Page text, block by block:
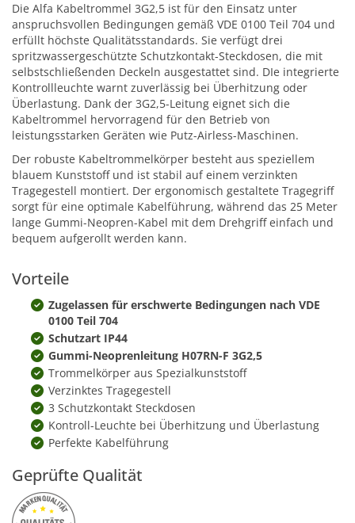
Die Alfa Kabeltrommel 3G2,5 ist für den Einsatz unter
anspruchsvollen Bedingungen gemäß VDE 0100 Teil 704 und
erfüllt höchste Qualitätsstandards. Sie verfügt drei
spritzwassergeschützte Schutzkontakt-Steckdosen, die mit
selbstschließenden Deckeln ausgestattet sind. DIe integrierte
Kontrollleuchte warnt zuverlässig bei Überhitzung oder
Überlastung. Dank der 3G2,5-Leitung eignet sich die
Kabeltrommel hervorragend für den Betrieb von
leistungsstarken Geräten wie Putz-Airless-Maschinen.
Der robuste Kabeltrommelkörper besteht aus speziellem
blauem Kunststoff und ist stabil auf einem verzinkten
Tragegestell montiert. Der ergonomisch gestaltete Tragegriff
sorgt für eine optimale Kabelführung, während das 25 Meter
lange Gummi-Neopren-Kabel mit dem Drehgriff einfach und
bequem aufgerollt werden kann.
Vorteile
Zugelassen für erschwerte Bedingungen nach VDE
0100 Teil 704
Schutzart IP44
Gummi-Neoprenleitung H07RN-F 3G2,5
Trommelkörper aus Spezialkunststoff
Verzinktes Tragegestell
3 Schutzkontakt Steckdosen
Kontroll-Leuchte bei Überhitzung und Überlastung
Perfekte Kabelführung
Geprüfte Qualität